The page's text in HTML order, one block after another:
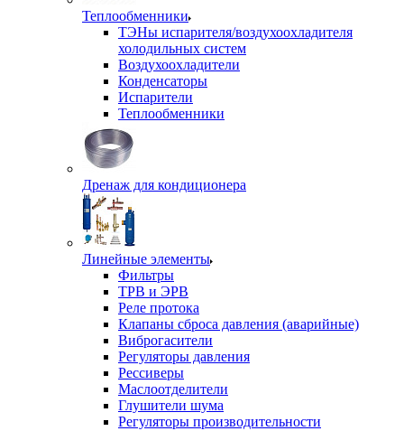
Теплообменники
ТЭНы испарителя/воздухоохладителя
холодильных систем
Воздухоохладители
Конденсаторы
Испарители
Теплообменники
Дренаж для кондиционера
Линейные элементы
Фильтры
ТРВ и ЭРВ
Реле протока
Клапаны сброса давления (аварийные)
Виброгасители
Регуляторы давления
Рессиверы
Маслоотделители
Глушители шума
Регуляторы производительности